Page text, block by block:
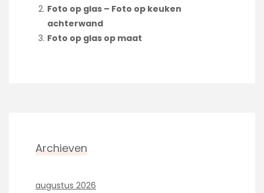
Foto op glas – Foto op keuken
achterwand
Foto op glas op maat
Archieven
augustus 2026